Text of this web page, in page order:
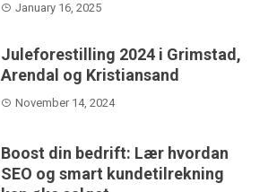
January 16, 2025
Juleforestilling 2024 i Grimstad,
Arendal og Kristiansand
November 14, 2024
Boost din bedrift: Lær hvordan
SEO og smart kundetilrekning